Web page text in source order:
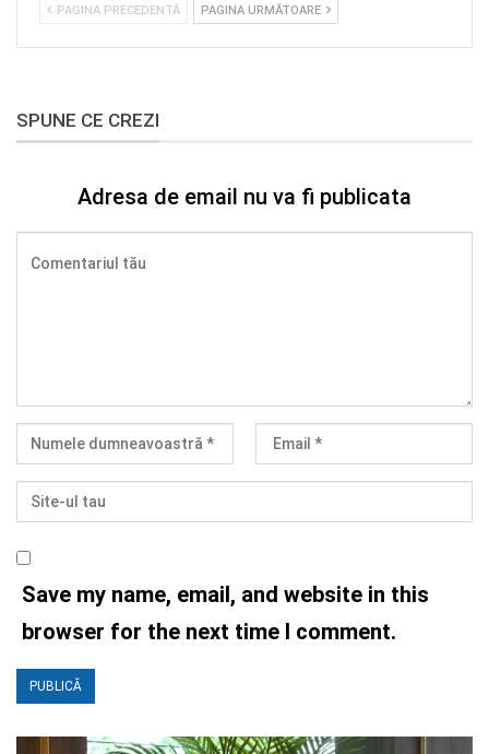
PAGINA PRECEDENTĂ PAGINA URMĂTOARE
SPUNE CE CREZI
Adresa de email nu va fi publicata
Save my name, email, and website in this
browser for the next time I comment.